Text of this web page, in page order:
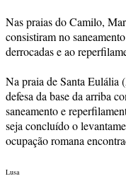
Nas praias do Camilo,
consistiram no
derrocadas e ao
Na praia de Santa Eulália
defesa da base da arriba
saneamento e
seja concluído o
ocupação romana
Lusa